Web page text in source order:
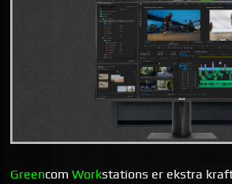
GreencomWorkstations er ekstra